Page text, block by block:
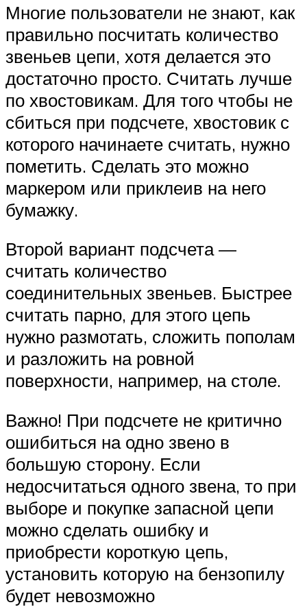
Многие пользователи не знают, как
правильно посчитать количество
звеньев цепи, хотя делается это
достаточно просто. Считать лучше
по хвостовикам. Для того чтобы не
сбиться при подсчете, хвостовик с
которого начинаете считать, нужно
пометить. Сделать это можно
маркером или приклеив на него
бумажку.
Второй вариант подсчета —
считать количество
соединительных звеньев. Быстрее
считать парно, для этого цепь
нужно размотать, сложить пополам
и разложить на ровной
поверхности, например, на столе.
Важно! При подсчете не критично
ошибиться на одно звено в
большую сторону. Если
недосчитаться одного звена, то при
выборе и покупке запасной цепи
можно сделать ошибку и
приобрести короткую цепь,
установить которую на бензопилу
будет невозможно